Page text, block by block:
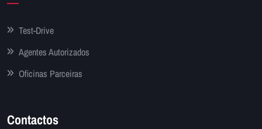
Test-Drive
Agentes Autorizados
Oficinas Parceiras
Contactos